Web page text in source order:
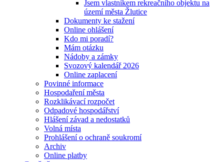
Jsem vlastníkem rekreačního objektu na
území města Žlutice
Dokumenty ke stažení
Online ohlášení
Kdo mi poradí?
Mám otázku
Nádoby a zámky
Svozový kalendář 2026
Online zaplacení
Povinné informace
Hospodaření města
Rozklikávací rozpočet
Odpadové hospodářství
Hlášení závad a nedostatků
Volná místa
Prohlášení o ochraně soukromí
Archiv
Online platby